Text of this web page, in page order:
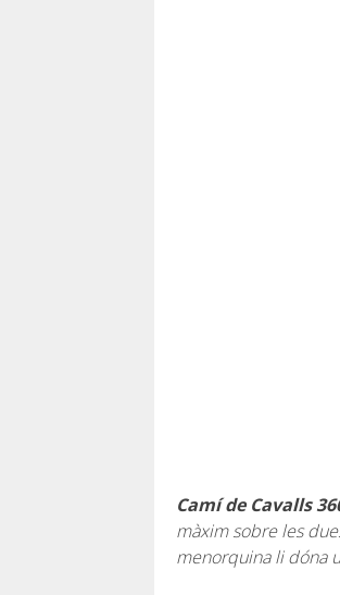
Camí de Cavalls
màxim sobre les
menorquina li dóna